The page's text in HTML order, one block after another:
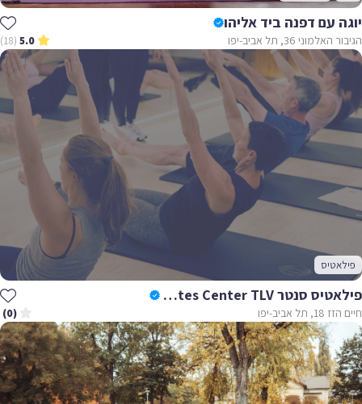
יוגה עם דפנה ביד אליהו
הגיבור האלמוני 36, תל אביב-יפו 5.0
(18)
פילאטיס
פילאטיס סנטר The Pilates Center TLV
חיים הזז 18, תל אביב-יפו (0)